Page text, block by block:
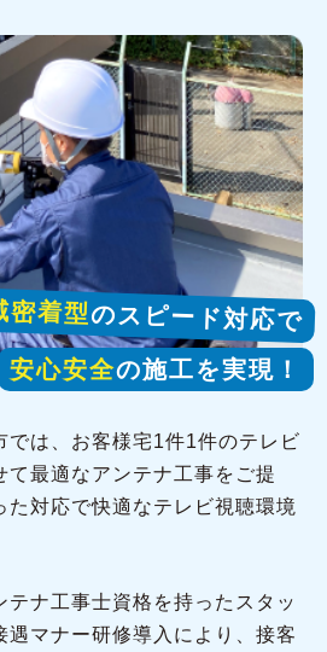
密着型のスピード対応で
安心安全の施工を実現！
では、お客様宅1件1件のテレビ
て最適なアンテナ工事をご提
た対応で快適なテレビ視聴環境
テナ工事士資格を持ったスタッ
遇マナー研修導入により、接客